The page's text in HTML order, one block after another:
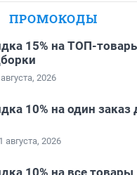
ПРОМОКОДЫ
15% на ТОП-
2026
10% на один заказ
августа, 2026